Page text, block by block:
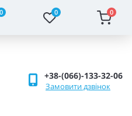
0 0 0
+38-(066)-133-32-06
Замовити дзвінок